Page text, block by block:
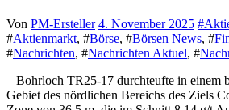
Von PM-Ersteller 4. November 2025 #
#Aktienmarkt, #Börse, #Börsen News, #
#Nachrichten, #Nachrichten Aktuel, #
– Bohrloch TR25-17 durchteufte in einem
Gebiet des nördlichen Bereichs des Ziels